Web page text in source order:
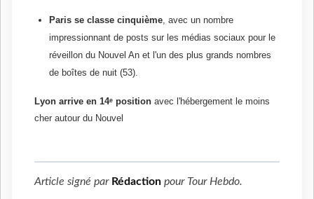
Paris se classe cinquième, avec un nombre
impressionnant de posts sur les médias sociaux pour le
réveillon du Nouvel An et l'un des plus grands nombres
de boîtes de nuit (53).
Lyon arrive en 14ᵉ position avec l'hébergement le moins
cher autour du Nouvel
Article signé par Rédaction pour Tour Hebdo.